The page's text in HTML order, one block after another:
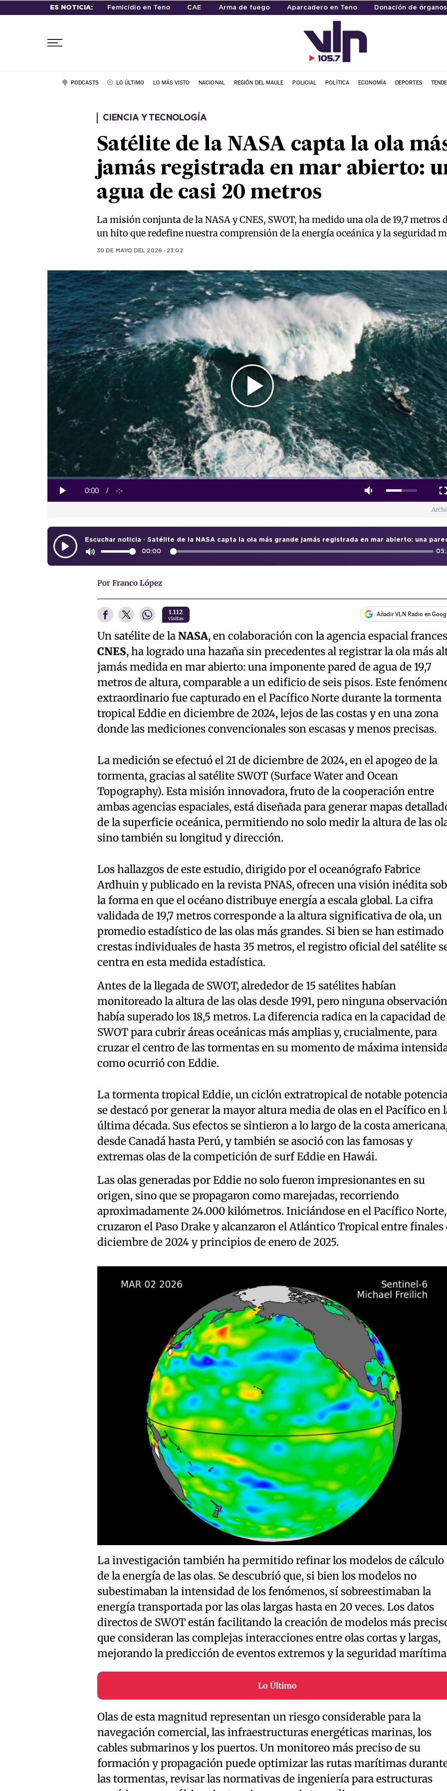
ES NOTICIA: Femicidio en Teno CAE Arma de fuego Aparcadero en Teno Donación de órganos
PODCASTS LO ÚLTIMO LO MÁS VISTO NACIONAL REGIÓN DEL MAULE POLICIAL POLÍTICA ECONOMÍA DEPORTES
CIENCIA Y TECNOLOGÍA
Satélite de la NASA capta la ola
jamás registrada en mar abierto:
agua de casi 20 metros
La misión conjunta de la NASA y CNES, SWOT, ha medido una ola de 19,7
un hito que redefine nuestra comprensión de la energía oceánica y la seguridad
30 DE MAYO DEL 2026 · 23:02
Play
Video
Play Mute
Current
0:00 / Duration
-:-
Loaded:
00:00
Por Franco López
1.112
visitas
Añadir VLN Radio en
Un satélite de laNASA, en colaboración con la agencia espacial
CNES, ha logrado una hazaña sin precedentes al registrar la ola más
jamás medida en mar abierto: una imponente pared de agua de 19,7
metros de altura, comparable a un edificio de seis pisos. Este
extraordinario fue capturado en el Pacífico Norte durante la tormenta
tropical Eddie en diciembre de 2024, lejos de las costas y en una zona
donde las mediciones convencionales son escasas y menos precisas.
La medición se efectuó el 21 de diciembre de 2024, en el apogeo de la
tormenta, gracias al satélite SWOT (Surface Water and Ocean
Topography). Esta misión innovadora, fruto de la cooperación entre
ambas agencias espaciales, está diseñada para generar mapas
de la superficie oceánica, permitiendo no solo medir la altura de las
sino también su longitud y dirección.
Los hallazgos de este estudio, dirigido por el oceanógrafo Fabrice
Ardhuin y publicado en la revista PNAS, ofrecen una visión inédita
la forma en que el océano distribuye energía a escala global. La cifra
validada de 19,7 metros corresponde a la altura significativa de ola, un
promedio estadístico de las olas más grandes. Si bien se han estimado
crestas individuales de hasta 35 metros, el registro oficial del satélite
centra en esta medida estadística.
Antes de la llegada de SWOT, alrededor de 15 satélites habían
monitoreado la altura de las olas desde 1991, pero ninguna observación
había superado los 18,5 metros. La diferencia radica en la capacidad de
SWOT para cubrir áreas oceánicas más amplias y, crucialmente, para
cruzar el centro de las tormentas en su momento de máxima
como ocurrió con Eddie.
La tormenta tropical Eddie, un ciclón extratropical de notable
se destacó por generar la mayor altura media de olas en el Pacífico en
última década. Sus efectos se sintieron a lo largo de la costa
desde Canadá hasta Perú, y también se asoció con las famosas y
extremas olas de la competición de surf Eddie en Hawái.
Las olas generadas por Eddie no solo fueron impresionantes en su
origen, sino que se propagaron como marejadas, recorriendo
aproximadamente 24.000 kilómetros. Iniciándose en el Pacífico Norte,
cruzaron el Paso Drake y alcanzaron el Atlántico Tropical entre finales
diciembre de 2024 y principios de enero de 2025.
La investigación también ha permitido refinar los modelos de cálculo
de la energía de las olas. Se descubrió que, si bien los modelos no
subestimaban la intensidad de los fenómenos, sí sobreestimaban la
energía transportada por las olas largas hasta en 20 veces. Los datos
directos de SWOT están facilitando la creación de modelos más
que consideran las complejas interacciones entre olas cortas y largas,
mejorando la predicción de eventos extremos y la seguridad
Lo Último
Olas de esta magnitud representan un riesgo considerable para la
navegación comercial, las infraestructuras energéticas marinas, los
cables submarinos y los puertos. Un monitoreo más preciso de su
formación y propagación puede optimizar las rutas marítimas
las tormentas, revisar las normativas de ingeniería para estructuras